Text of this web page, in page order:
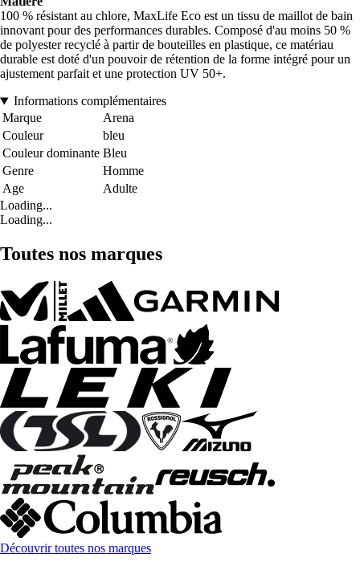
100 % résistant au chlore, MaxLife Eco est un tissu de maillot de bain
innovant pour des performances durables. Composé d'au moins 50 %
de polyester recyclé à partir de bouteilles en plastique, ce matériau
durable est doté d'un pouvoir de rétention de la forme intégré pour un
ajustement parfait et une protection UV 50+.
Informations complémentaires
Marque
Arena
Couleur
bleu
Couleur dominante Bleu
Genre
Homme
Age
Adulte
Loading...
Loading...
Toutes nos marques
Découvrir toutes nos marques